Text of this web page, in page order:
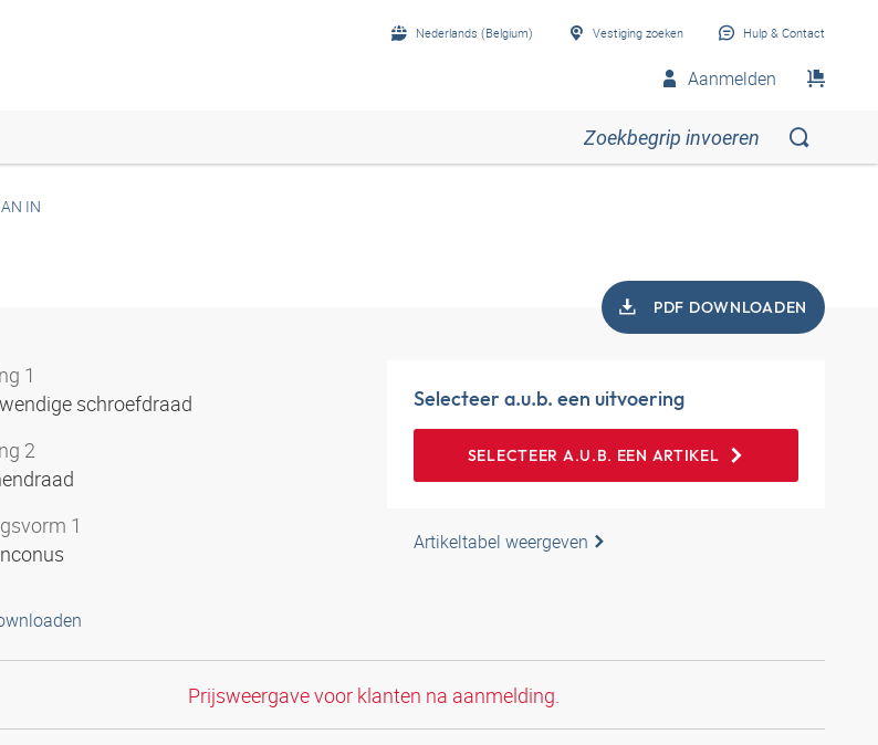
Nederlands (Belgium) Vestiging zoeken Hulp & Contact
Aanmelden
IN
PDF DOWNLOADEN
1
schroefdraad
2
1
Selecteer a.u.b. een uitvoering
SELECTEER A.U.B. EEN ARTIKEL
Artikeltabel weergeven
Prijsweergave voor klanten na aanmelding.